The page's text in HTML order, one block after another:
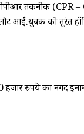
सीपीआर
को तुरंत
रुपये का नगद